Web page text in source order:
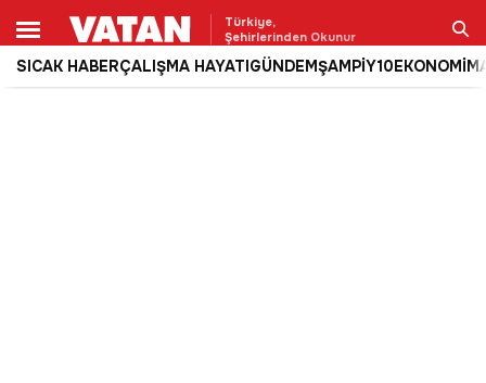
Türkiye,
Şehirlerinden Okunur
SICAK HABERÇALIŞMA HAYATIGÜNDEMŞAMPİY10EKONOMİ
Ara